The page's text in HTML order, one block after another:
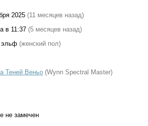
2025 (11 месяцев назад)
в 11:37 (5 месяцев назад)
эльф (женский пол)
Теней Веньо (Wynn Spectral Master)
не замечен